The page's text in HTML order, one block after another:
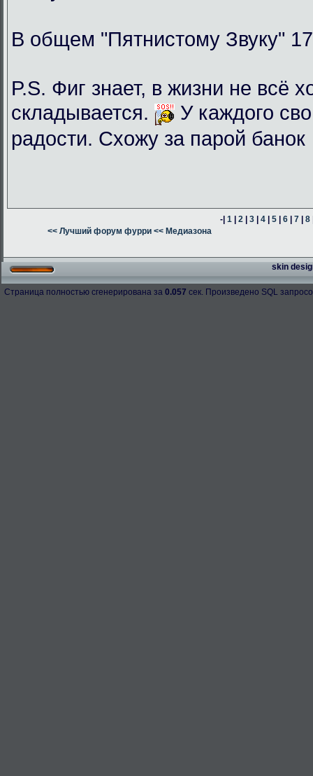
В общем "Пятнистому Звуку"
P.S. Фиг знает, в жизни не всё
складывается.
У каждого
радости. Схожу за парой банок
-|1 |2 |3 |4 |5 |6 |7 |8
<< Лучший форум фурри << Медиазона
skin
Страница полностью сгенерирована за 0.057 сек. Произведено SQL